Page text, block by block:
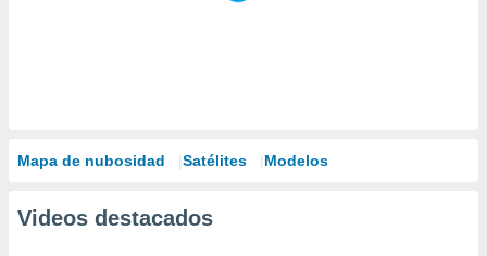
Mapa de nubosidad Satélites Modelos
Videos destacados